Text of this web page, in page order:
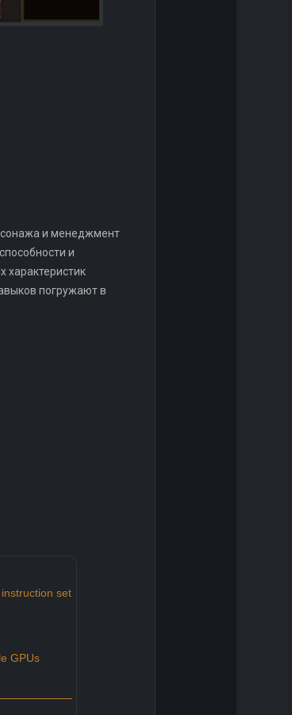
и менеджмент
и
характеристик
погружают в
set
GPUs